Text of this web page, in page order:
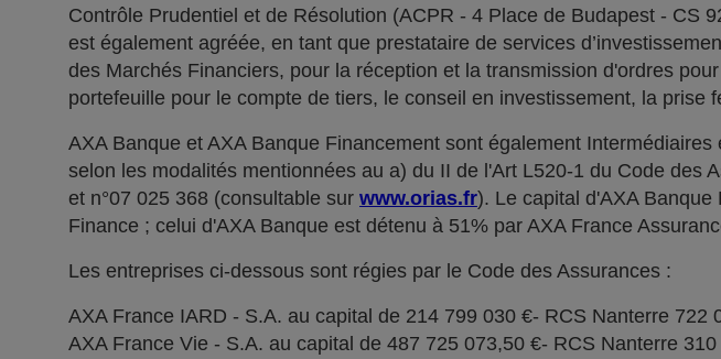
Contrôle Prudentiel et de Résolution (ACPR - 4 Place de Budapest - CS
est également agréée, en tant que prestataire de services
des Marchés Financiers, pour la réception et la transmission d'ordres
portefeuille pour le compte de tiers, le conseil en investissement, la prise
AXA Banque et AXA Banque Financement sont également
selon les modalités mentionnées au a) du II de l'Art L520-1 du Code des
et n°07 025 368 (consultable sur www.orias.fr). Le capital d'AXA Banque
Finance ; celui d'AXA Banque est détenu à 51% par AXA France
Les entreprises ci-dessous sont régies par le Code des Assurances :
AXA France IARD - S.A. au capital de 214 799 030 €- RCS Nanterre 722
AXA France Vie - S.A. au capital de 487 725 073,50 €- RCS Nanterre 310